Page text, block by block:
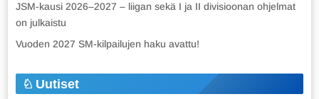
JSM-kausi 2026–2027 – liigan sekä I ja II divisioonan ohjelmat
on julkaistu
Vuoden 2027 SM-kilpailujen haku avattu!
Uutiset